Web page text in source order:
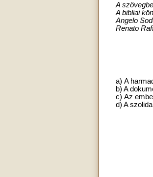
A
A bibliai
Angelo
Renato
a) A
b) A
c) Az
d) A